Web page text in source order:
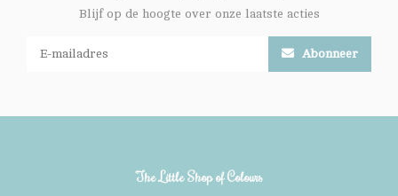
Blijf op de hoogte over onze laatste acties
Abonneer
The Little Shop of Colours